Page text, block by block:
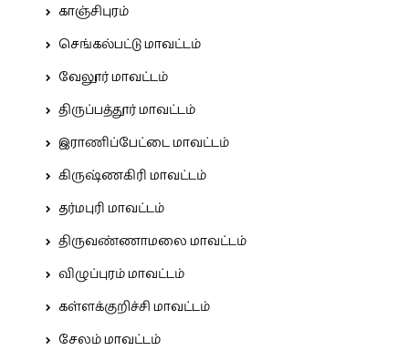
காஞ்சிபுரம்
செங்கல்பட்டு மாவட்டம்
வேலூர் மாவட்டம்
திருப்பத்தூர் மாவட்டம்
இராணிப்பேட்டை மாவட்டம்
கிருஷ்ணகிரி மாவட்டம்
தர்மபுரி மாவட்டம்
திருவண்ணாமலை மாவட்டம்
விழுப்புரம் மாவட்டம்
கள்ளக்குறிச்சி மாவட்டம்
சேலம் மாவட்டம்